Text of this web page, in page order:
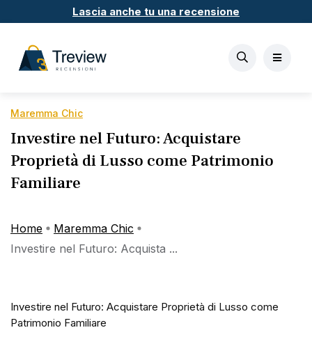
Lascia anche tu una recensione
Maremma Chic
Investire nel Futuro: Acquistare
Proprietà di Lusso come Patrimonio
Familiare
Home
Maremma Chic
Investire nel Futuro: Acquista ...
Investire nel Futuro: Acquistare Proprietà di Lusso come
Patrimonio Familiare